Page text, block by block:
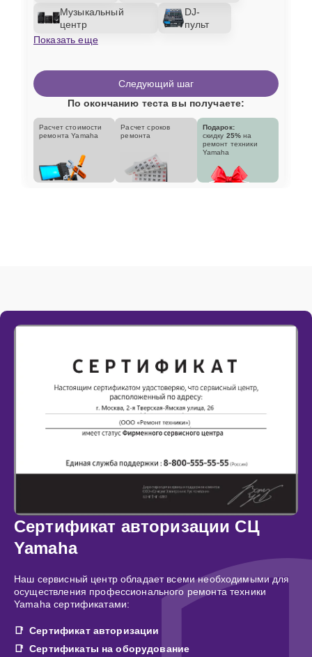
Музыкальный
центр
DJ-
пульт
Показать еще
Следующий шаг
По окончанию теста вы получаете:
Расчет стоимости
ремонта Yamaha
Расчет сроков
ремонта
Подарок:
скидку 25% на
ремонт техники
Yamaha
Сертификат авторизации СЦ
Yamaha
Наш сервисный центр обладает всеми необходимыми для
осуществления профессионального ремонта техники
Yamaha сертификатами:
Сертификат авторизации
Сертификаты на оборудование